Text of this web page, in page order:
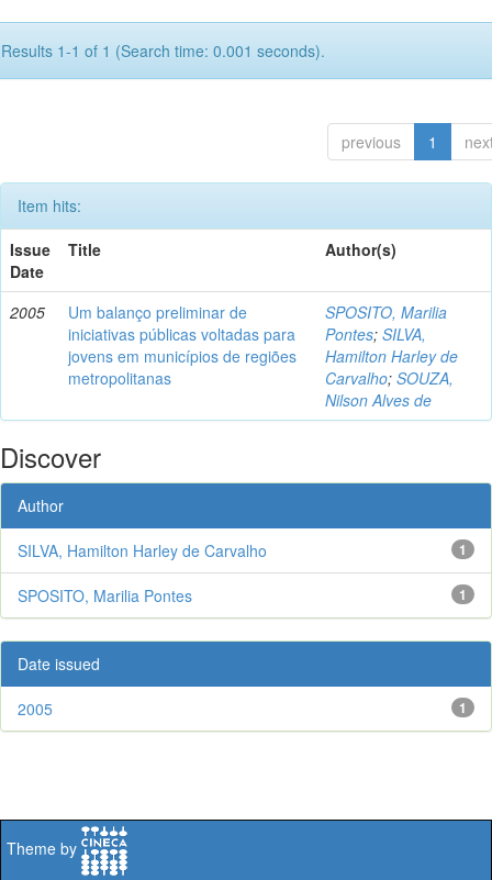
Results 1-1 of 1 (Search time: 0.001 seconds).
previous 1
Item hits:
Issue
Date
Title Author(s)
2005
Um balanço preliminar de
iniciativas públicas voltadas para
jovens em municípios de regiões
metropolitanas
SPOSITO, Marilia
Pontes; SILVA,
Hamilton Harley de
Carvalho; SOUZA,
Nilson Alves de
Discover
Author
1
SILVA, Hamilton Harley de Carvalho
1
SPOSITO, Marilia Pontes
Date issued
1
2005
Theme by